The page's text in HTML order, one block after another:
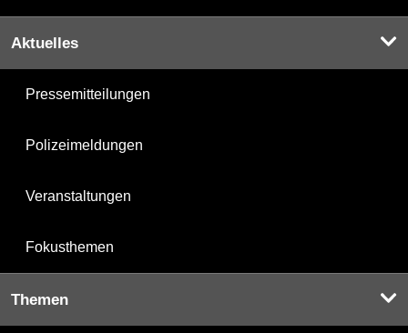
Aktuelles
Pressemitteilungen
Polizeimeldungen
Veranstaltungen
Fokusthemen
Themen